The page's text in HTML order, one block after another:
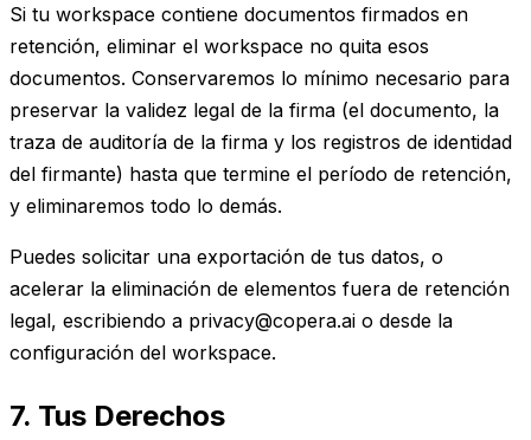
Si tu workspace contiene documentos firmados en
retención, eliminar el workspace no quita esos
documentos. Conservaremos lo mínimo necesario para
preservar la validez legal de la firma (el documento, la
traza de auditoría de la firma y los registros de identidad
del firmante) hasta que termine el período de retención,
y eliminaremos todo lo demás.
Puedes solicitar una exportación de tus datos, o
acelerar la eliminación de elementos fuera de retención
legal, escribiendo a privacy@copera.ai o desde la
configuración del workspace.
7. Tus Derechos